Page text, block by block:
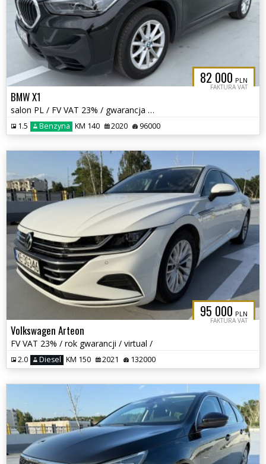
82 000 PLN
FAKTURA VAT
BMW X1
salon PL / FV VAT 23% / gwarancja rok / bezwypadkowa /
1.5 Benzyna KM 140 2020 96000
95 000 PLN
FAKTURA VAT
Volkswagen Arteon
FV VAT 23% / rok gwarancji / virtual /
2.0 Diesel KM 150 2021 132000